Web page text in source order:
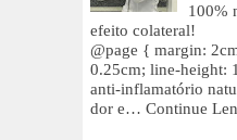
100%
efeito colateral!
@page { margin:
0.25cm; line-height:
anti-inflamatório
dor e… Continue